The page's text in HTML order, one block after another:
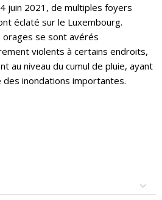
juin 2021, de multiples foyers
éclaté sur le Luxembourg.
orages se sont avérés
violents à certains endroits,
au niveau du cumul de pluie, ayant
des inondations importantes.